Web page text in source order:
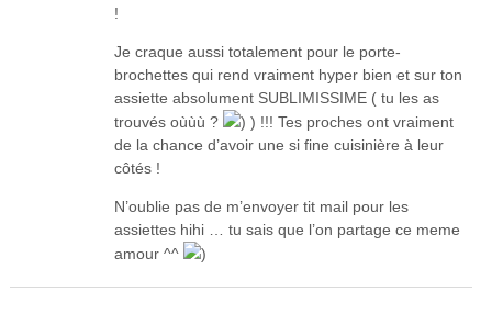
!
Je craque aussi totalement pour le porte-
brochettes qui rend vraiment hyper bien et sur ton
assiette absolument SUBLIMISSIME ( tu les as
trouvés oùùù ?
) ) !!! Tes proches ont vraiment
de la chance d’avoir une si fine cuisinière à leur
côtés !
N’oublie pas de m’envoyer tit mail pour les
assiettes hihi … tu sais que l’on partage ce meme
amour ^^
)